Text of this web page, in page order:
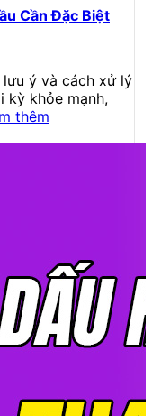
Cần Đặc Biệt
lưu ý và cách xử lý
kỳ khỏe mạnh,
thêm